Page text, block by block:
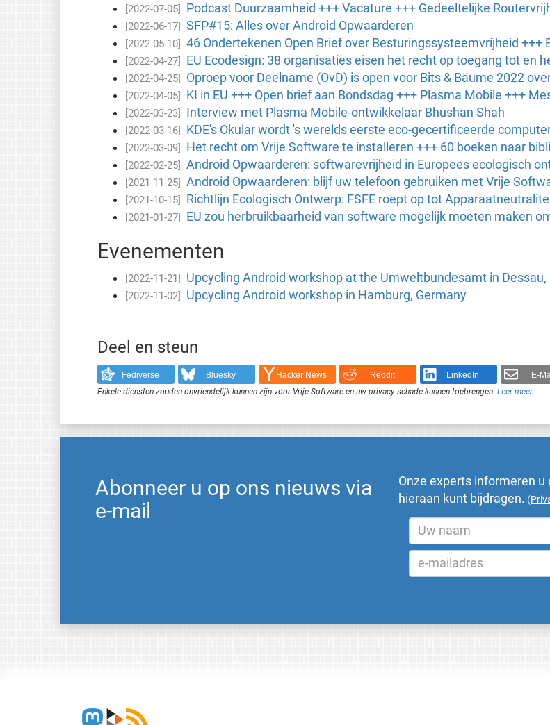
[2022-07-05] Podcast Duurzaamheid +++ Vacature +++ Gedeeltelijke
[2022-06-17] SFP#15: Alles over Android Opwaarderen
[2022-05-10] 46 Ondertekenen Open Brief over Besturingssysteemvrijheid +++
[2022-04-27] EU Ecodesign: 38 organisaties eisen het recht op toegang tot en
[2022-04-25] Oproep voor Deelname (OvD) is open voor Bits & Bäume 2022
[2022-04-05] KI in EU +++ Open brief aan Bondsdag +++ Plasma Mobile +++
[2022-03-23] Interview met Plasma Mobile-ontwikkelaar Bhushan Shah
[2022-03-16] KDE's Okular wordt 's werelds eerste eco-gecertificeerde
[2022-03-09] Het recht om Vrije Software te installeren +++ 60 boeken naar
[2022-02-25] Android Opwaarderen: softwarevrijheid in Europees ecologisch
[2021-11-25] Android Opwaarderen: blijf uw telefoon gebruiken met Vrije
[2021-10-15] Richtlijn Ecologisch Ontwerp: FSFE roept op tot
[2021-01-27] EU zou herbruikbaarheid van software mogelijk moeten maken
Evenementen
[2022-11-21] Upcycling Android workshop at the Umweltbundesamt in Dessau,
[2022-11-02] Upcycling Android workshop in Hamburg, Germany
Deel en steun
Fediverse Bluesky Hacker News Reddit LinkedIn E-
Enkele diensten zouden onvriendelijk kunnen zijn voor Vrije Software en uw privacy schade kunnen toebrengen. Leer meer.
Abonneer u op ons nieuws via
e-mail
Onze experts informeren
hieraan kunt bijdragen. (